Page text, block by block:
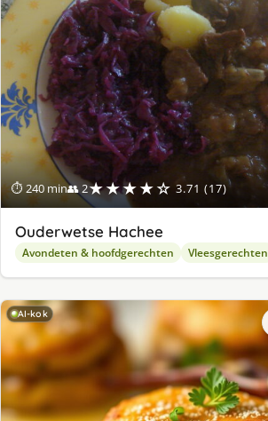
⏱ 240 min👥 2★★★★☆ 3.71 (17)
Ouderwetse Hachee
Avondeten & hoofdgerechten Vleesgerechten
AI-kok